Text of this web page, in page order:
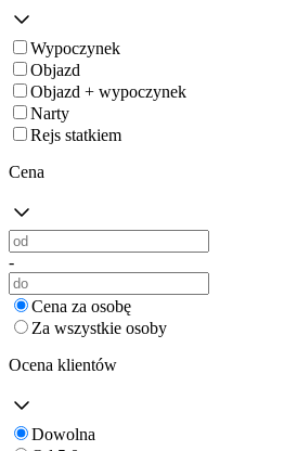
Wypoczynek
Objazd
Objazd + wypoczynek
Narty
Rejs statkiem
Cena
-
Cena za osobę
Za wszystkie osoby
Ocena klientów
Dowolna